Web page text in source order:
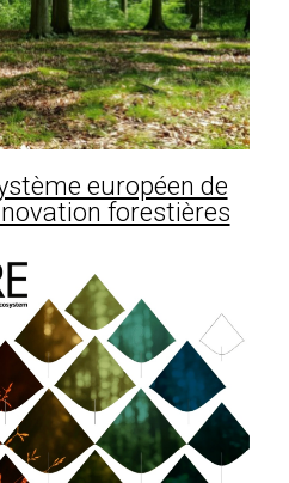
européen de
forestières